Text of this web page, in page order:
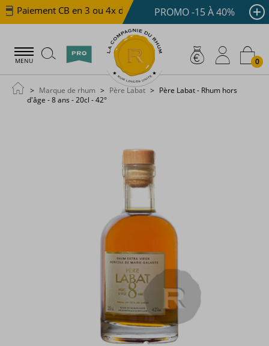
Paiement CB en 3 ou 4x dès 100 € Livraison offerte
PROMO -15 À 40%
MENU 0
Marque de rhum Père Labat
Père Labat - Rhum hors
d'âge - 8 ans - 20cl - 42°